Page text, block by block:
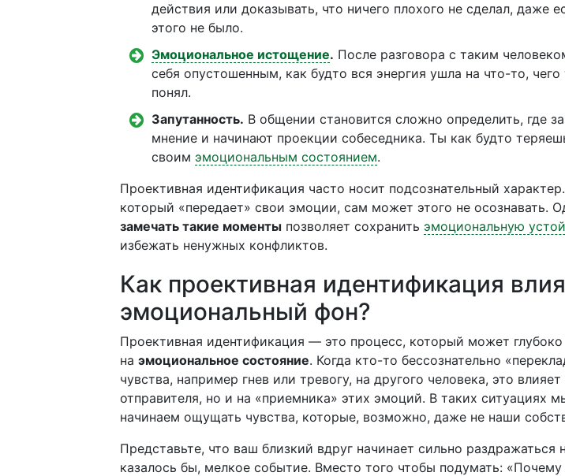
действия или доказывать, что ничего плохого не сделал, даже
этого не было.
Эмоциональное истощение. После разговора с таким
себя опустошенным, как будто вся энергия ушла на что-то,
понял.
Запутанность. В общении становится сложно определить, где
мнение и начинают проекции собеседника. Ты как будто
своим эмоциональным состоянием.
Проективная идентификация часто носит подсознательный
который «передает» свои эмоции, сам может этого не осознавать.
замечать такие моменты позволяет сохранить эмоциональную
избежать ненужных конфликтов.
Как проективная идентификация
эмоциональный фон?
Проективная идентификация — это процесс, который может глубоко
на эмоциональное состояние. Когда кто-то бессознательно
чувства, например гнев или тревогу, на другого человека, это
отправителя, но и на «приемника» этих эмоций. В таких ситуациях
начинаем ощущать чувства, которые, возможно, даже не наши
Представьте, что ваш близкий вдруг начинает сильно раздражаться
казалось бы, мелкое событие. Вместо того чтобы подумать: «Почему